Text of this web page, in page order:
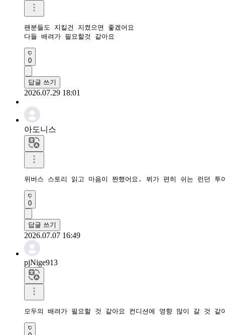
팬분들도 지킬건 지켰으면 좋겠어요
다들 배려가 필요할것 같아요
0
답글 쓰기
2026.07.29 18:01
아도니스
위버스 스토리 읽고 마음이 짠했어요. 뷔가 편히 쉬는 런던 투
0
답글 쓰기
2026.07.07 16:49
pjNige913
모두의 배려가 필요할 것 같아요 컨디션에 영향 많이 갈 것 같